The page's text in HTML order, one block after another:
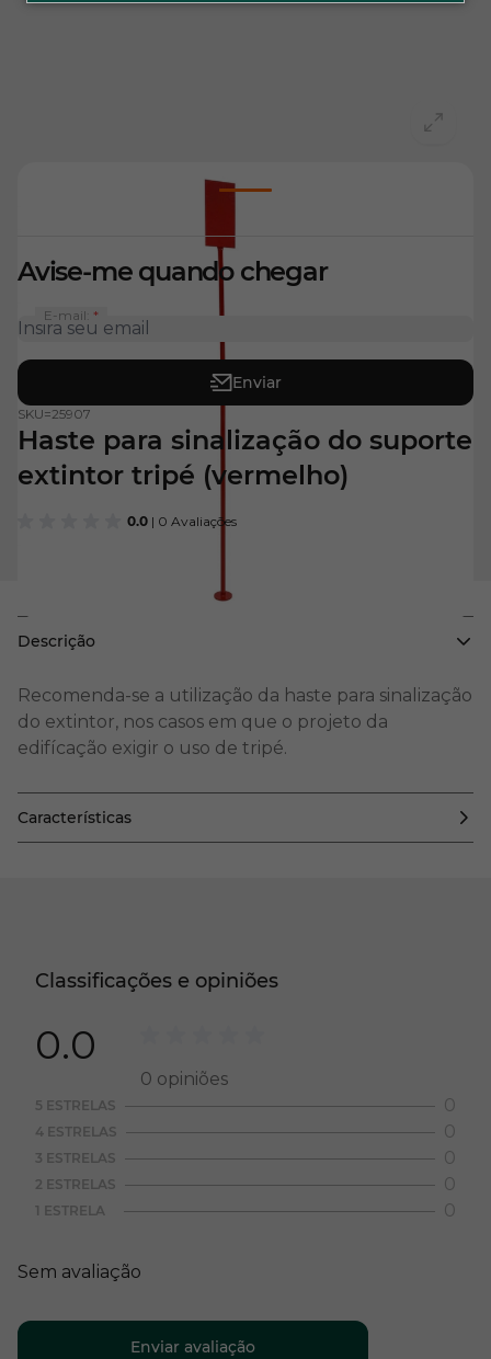
0.0 | 0 Avaliações
SKU=25907
Haste para sinalização do suporte
extintor tripé (vermelho)
Avise-me quando chegar
E-mail:
Enviar
Descrição
Recomenda-se a utilização da haste para sinalização
do extintor, nos casos em que o projeto da
edifícação exigir o uso de tripé.
Características
Classificações e opiniões
0.0
0 opiniões
5 ESTRELAS 0
4 ESTRELAS 0
3 ESTRELAS 0
2 ESTRELAS 0
1 ESTRELA 0
Sem avaliação
Enviar avaliação